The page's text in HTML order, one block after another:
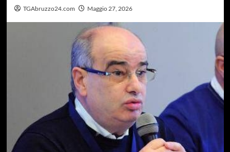
TGAbruzzo24.com Maggio 27, 2026